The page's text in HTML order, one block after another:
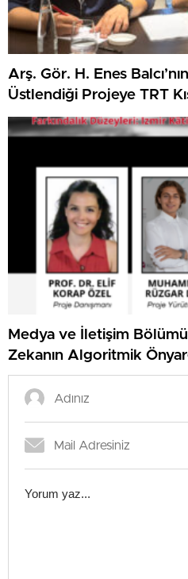
Arş. Gör. H. Enes Balcı’nın
Üstlendiği Projeye TRT
Medya ve İletişim
Zekanın Algoritmik
Farkındalık Düzeylerini